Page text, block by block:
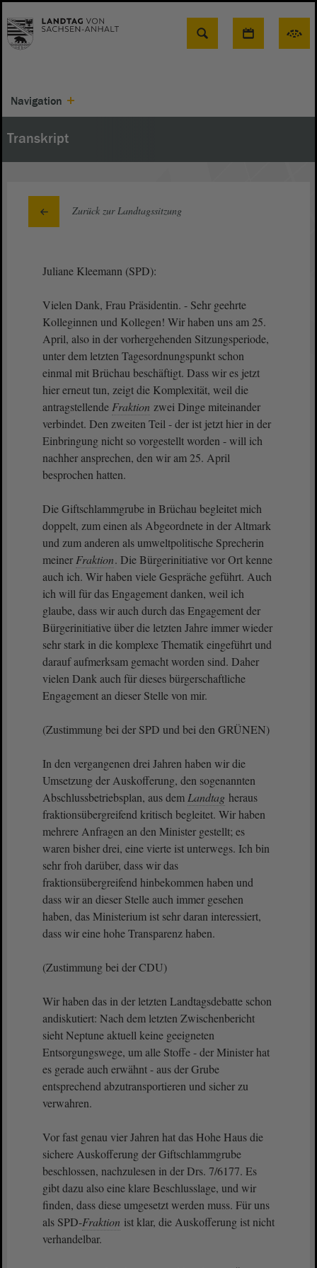
Suche
Navigation
Transkript
Zurück zur Landtagssitzung
Juliane Kleemann (SPD):
Vielen Dank, Frau Präsidentin. - Sehr geehrte
Kolleginnen und Kollegen! Wir haben uns am 25.
April, also in der vorhergehenden Sitzungsperiode,
unter dem letzten Tagesordnungspunkt schon
einmal mit Brüchau beschäftigt. Dass wir es jetzt
hier erneut tun, zeigt die Komplexität, weil die
antragstellende Fraktion zwei Dinge miteinander
verbindet. Den zweiten Teil - der ist jetzt hier in der
Einbringung nicht so vorgestellt worden - will ich
nachher ansprechen, den wir am 25. April
besprochen hatten.
Die Giftschlammgrube in Brüchau begleitet mich
doppelt, zum einen als Abgeordnete in der Altmark
und zum anderen als umweltpolitische Sprecherin
meiner Fraktion. Die Bürgerinitiative vor Ort kenne
auch ich. Wir haben viele Gespräche geführt. Auch
ich will für das Engagement danken, weil ich
glaube, dass wir auch durch das Engagement der
Bürgerinitiative über die letzten Jahre immer wieder
sehr stark in die komplexe Thematik eingeführt und
darauf aufmerksam gemacht worden sind. Daher
vielen Dank auch für dieses bürgerschaftliche
Engagement an dieser Stelle von mir.
(Zustimmung bei der SPD und bei den GRÜNEN)
In den vergangenen drei Jahren haben wir die
Umsetzung der Auskofferung, den sogenannten
Abschlussbetriebsplan, aus dem Landtag heraus
fraktionsübergreifend kritisch begleitet. Wir haben
mehrere Anfragen an den Minister gestellt; es
waren bisher drei, eine vierte ist unterwegs. Ich bin
sehr froh darüber, dass wir das
fraktionsübergreifend hinbekommen haben und
dass wir an dieser Stelle auch immer gesehen
haben, das Ministerium ist sehr daran interessiert,
dass wir eine hohe Transparenz haben.
(Zustimmung bei der CDU)
Wir haben das in der letzten Landtagsdebatte schon
andiskutiert: Nach dem letzten Zwischenbericht
sieht Neptune aktuell keine geeigneten
Entsorgungswege, um alle Stoffe - der Minister hat
es gerade auch erwähnt - aus der Grube
entsprechend abzutransportieren und sicher zu
verwahren.
Vor fast genau vier Jahren hat das Hohe Haus die
sichere Auskofferung der Giftschlammgrube
beschlossen, nachzulesen in der Drs. 7/6177. Es
gibt dazu also eine klare Beschlusslage, und wir
finden, dass diese umgesetzt werden muss. Für uns
als SPD-Fraktion ist klar, die Auskofferung ist nicht
verhandelbar.